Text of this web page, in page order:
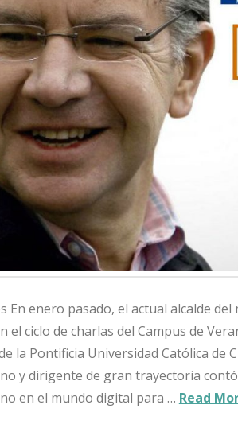
En enero pasado, el actual alcalde
el ciclo de charlas del Campus de
la Pontificia Universidad Católica de
y dirigente de gran trayectoria
en el mundo digital para … Read